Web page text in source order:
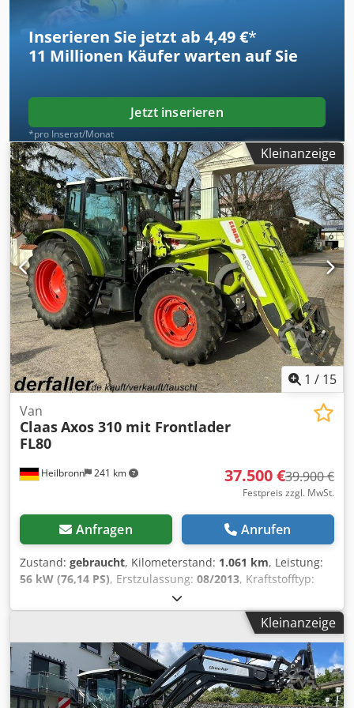
Inserieren Sie jetzt ab 4,49 €*
11 Millionen Käufer warten auf Sie
Jetzt inserieren
*pro Inserat/Monat
Kleinanzeige
1 / 15
Heilbronn 241 km
Van
ClaasAxos 310 mit Frontlader
FL80
37.500 €39.900 €
Festpreis zzgl. MwSt.
Anfragen Anrufen
Zustand: gebraucht, Kilometerstand: 1.061 km, Leistung:
56 kW (76,14 PS), Erstzulassung: 08/2013, Kraftstofftyp:
7.500 kg
mechanisch, Federung:Sonstige, Anzahl der Sitzplätze:2,
Allradantrieb,
Kabine, 1. Hand, Radio, Mittelarmlehne, HU/AU neu, Diesel
Allrad Erstzulassung 07.08.2013 56 kW 4.400 cm³ 2
Sitzplätze 1.061 Betriebsstunden Kabine Fronthydraulik
Scheinwerfer vorne und hinten Radio 40 km/h
Kleinanzeige